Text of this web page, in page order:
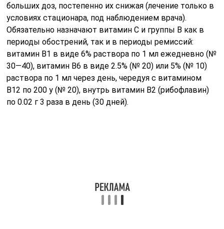
больших доз, постепенно их снижая (лечение только в
условиях стационара, под наблюдением врача).
Обязательно назначают витамин С и группы В как в
периоды обострений, так и в периоды ремиссий:
витамин В1 в виде 6% раствора по 1 мл ежедневно (№
30—40), витамин В6 в виде 2.5% (№ 20) или 5% (№ 10)
раствора по 1 мл через день, чередуя с витамином
В12 по 200 у (№ 20), внутрь витамин B2 (рибофлавин)
по 0.02 г 3 раза в день (30 дней).